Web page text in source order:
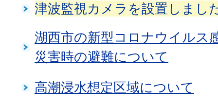
津波監視カメラを設置しまし
湖西市の新型コロナウイルス
災害時の避難について
高潮浸水想定区域について